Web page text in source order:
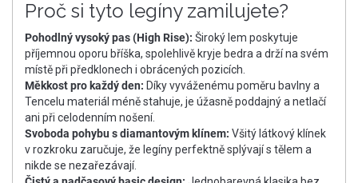
Proč si tyto legíny zamilujete?
Pohodlný vysoký pas (High Rise): Široký lem poskytuje
příjemnou oporu bříška, spolehlivě kryje bedra a drží na svém
místě při předklonech i obrácených pozicích.
Měkkost pro každý den: Díky vyváženému poměru bavlny a
Tencelu materiál méně stahuje, je úžasně poddajný a netlačí
ani při celodenním nošení.
Svoboda pohybu s diamantovým klínem: Všitý látkový klínek
v rozkroku zaručuje, že legíny perfektně splývají s tělem a
nikde se nezařezávají.